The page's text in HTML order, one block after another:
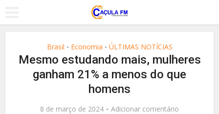
Brasil • Economia • ÚLTIMAS NOTÍCIAS
Mesmo estudando mais, mulheres
ganham 21% a menos do que
homens
8 de março de 2024 Adicionar comentário